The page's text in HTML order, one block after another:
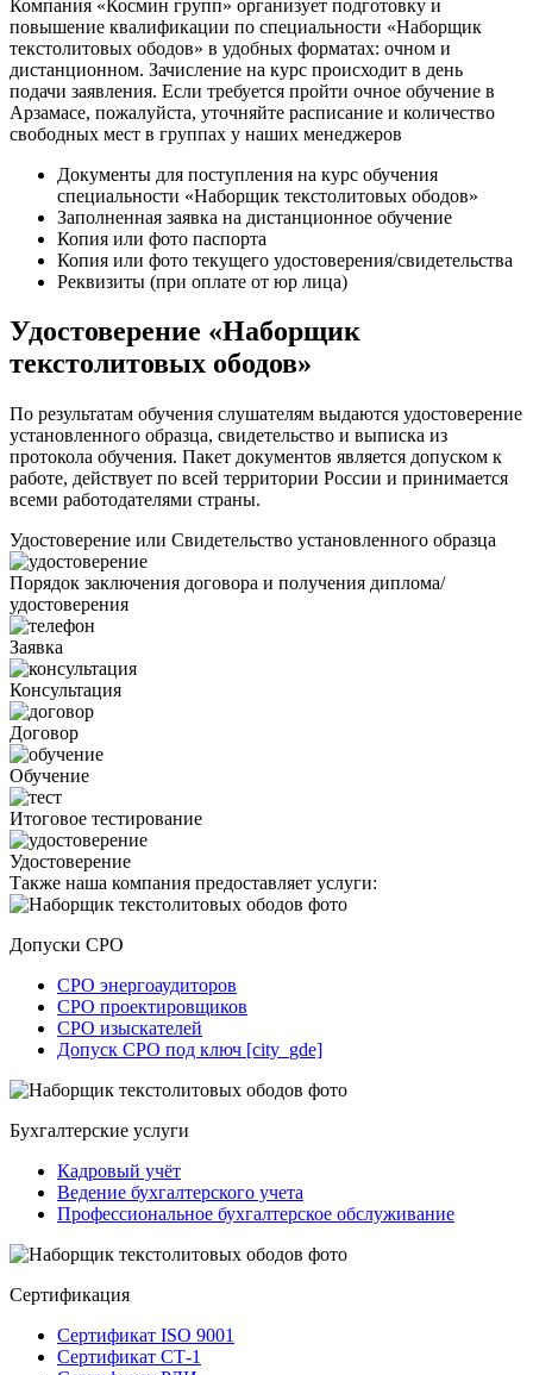
Компания «Космин групп» организует подготовку и
повышение квалификации по специальности «Наборщик
текстолитовых ободов» в удобных форматах: очном и
дистанционном. Зачисление на курс происходит в день
подачи заявления. Если требуется пройти очное обучение в
Арзамасе, пожалуйста, уточняйте расписание и количество
свободных мест в группах у наших менеджеров
Документы для поступления на курс обучения
специальности «Наборщик текстолитовых ободов»
Заполненная заявка на дистанционное обучение
Копия или фото паспорта
Копия или фото текущего удостоверения/свидетельства
Реквизиты (при оплате от юр лица)
Удостоверение «Наборщик
текстолитовых ободов»
По результатам обучения слушателям выдаются удостоверение
установленного образца, свидетельство и выписка из
протокола обучения. Пакет документов является допуском к
работе, действует по всей территории России и принимается
всеми работодателями страны.
Удостоверение или Свидетельство установленного образца
Порядок заключения договора и получения диплома/
удостоверения
Заявка
Консультация
Договор
Обучение
Итоговое тестирование
Удостоверение
Также наша компания предоставляет услуги:
Допуски СРО
СРО энергоаудиторов
СРО проектировщиков
СРО изыскателей
Допуск СРО под ключ [city_gde]
Бухгалтерские услуги
Кадровый учёт
Ведение бухгалтерского учета
Профессиональное бухгалтерское обслуживание
Сертификация
Сертификат ISO 9001
Сертификат СТ-1